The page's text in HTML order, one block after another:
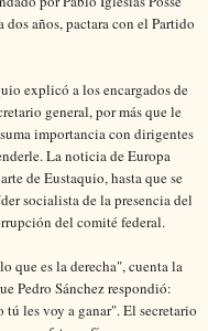
años, pactara con el Partido
explicó a los encargados de
general, por más que le
importancia con dirigentes
La noticia de Europa
de Eustaquio, hasta que se
socialista de la presencia del
del comité federal.
que es la derecha", cuenta la
Pedro Sánchez respondió:
tú les voy a ganar". El secretario